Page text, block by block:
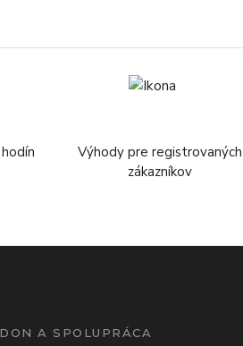
Výhody pre registrovaných
zákazníkov
A SPOLUPRÁCA